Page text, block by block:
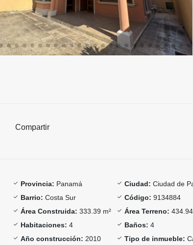
Compartir
Provincia: Panamá Ciudad: Ciudad de
Barrio: Costa Sur Código: 9134884
Área Construida: 333.39 m² Área Terreno:
Habitaciones: 4 Baños: 4
Año construcción: 2010 Tipo de inmueble: